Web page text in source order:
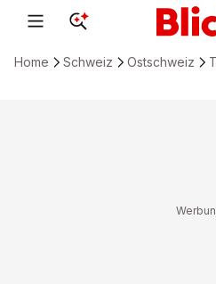
Home Schweiz Ostschweiz